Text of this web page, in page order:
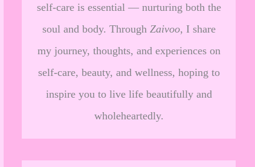
self-care is essential — nurturing both the
soul and body. Through Zaivoo, I share
my journey, thoughts, and experiences on
self-care, beauty, and wellness, hoping to
inspire you to live life beautifully and
wholeheartedly.